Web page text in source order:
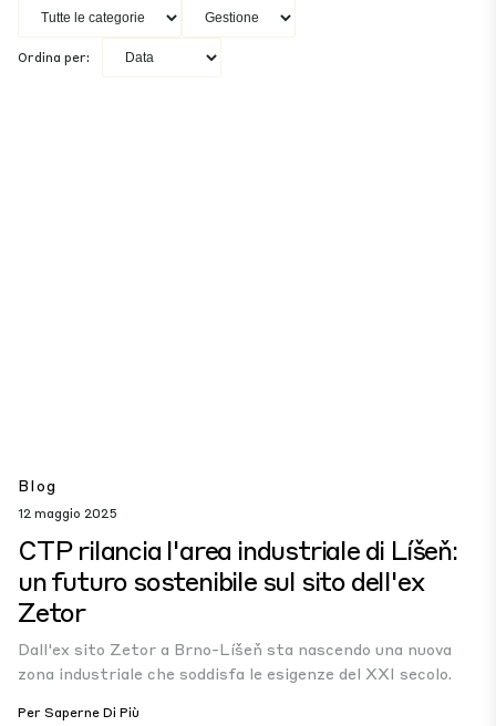
Ordina per:
Blog
12 maggio 2025
CTP rilancia l'area industriale di Líšeň:
un futuro sostenibile sul sito dell'ex
Zetor
Dall'ex sito Zetor a Brno-Líšeň sta nascendo una nuova
zona industriale che soddisfa le esigenze del XXI secolo.
Per Saperne Di Più